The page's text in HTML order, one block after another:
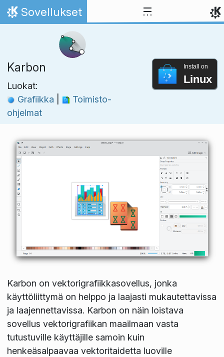
Skip to content
Home
Sovellukset
Karbon
Luokat:
Grafiikka
Toimisto-
ohjelmat
Install on
Linux
Karbon on vektorigrafiikkasovellus, jonka
käyttöliittymä on helppo ja laajasti mukautettavissa
ja laajennettavissa. Karbon on näin loistava
sovellus vektorigrafiikan maailmaan vasta
tutustuville käyttäjille samoin kuin
henkeäsalpaavaa vektoritaidetta luoville